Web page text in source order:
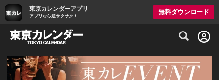
東京カレンダーアプリ
アプリなら超サクサク！
無料ダウンロード
グルメ情報・プレミアムレストラン予約